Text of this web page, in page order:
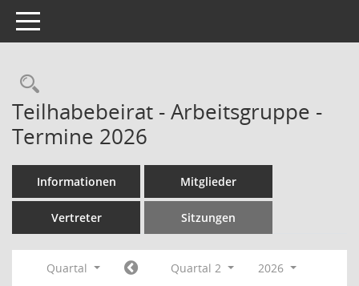
Toggle navigation
Rechercheauswahl
Teilhabebeirat - Arbeitsgruppe -
Termine 2026
Informationen Mitglieder
Vertreter Sitzungen
Quartal Quartal 2
2026